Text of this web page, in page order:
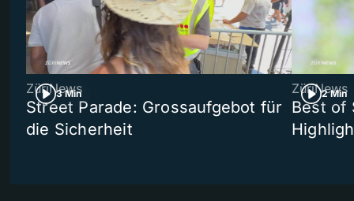
3 Min
ZüriNews
Street Parade: Grossaufgebot für
die Sicherheit
2 Min
ZüriNews
Best of